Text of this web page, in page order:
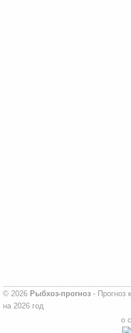
© 2026 Рыбхоз-прогноз - Прогноз
на 2026 год
о